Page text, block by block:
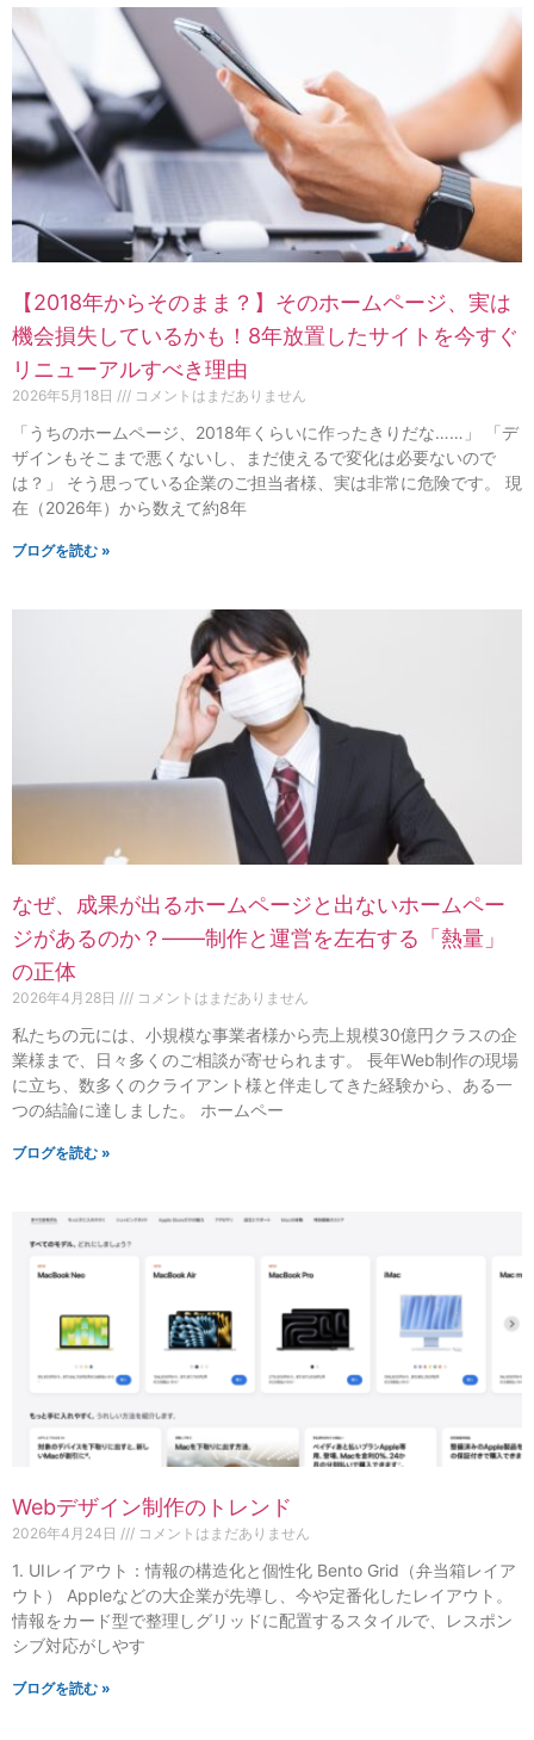
【2018年からそのまま？】そのホームページ、実は
機会損失しているかも！8年放置したサイトを今すぐ
リニューアルすべき理由
2026年5月18日 コメントはまだありません
「うちのホームページ、2018年くらいに作ったきりだな……」 「デ
ザインもそこまで悪くないし、まだ使えるで変化は必要ないので
は？」 そう思っている企業のご担当者様、実は非常に危険です。 現
在（2026年）から数えて約8年
ブログを読む »
なぜ、成果が出るホームページと出ないホームペー
ジがあるのか？——制作と運営を左右する「熱量」
の正体
2026年4月28日 コメントはまだありません
私たちの元には、小規模な事業者様から売上規模30億円クラスの企
業様まで、日々多くのご相談が寄せられます。 長年Web制作の現場
に立ち、数多くのクライアント様と伴走してきた経験から、ある一
つの結論に達しました。 ホームペー
ブログを読む »
Webデザイン制作のトレンド
2026年4月24日 コメントはまだありません
1. UIレイアウト：情報の構造化と個性化 Bento Grid（弁当箱レイア
ウト） Appleなどの大企業が先導し、今や定番化したレイアウト。
情報をカード型で整理しグリッドに配置するスタイルで、レスポン
シブ対応がしやす
ブログを読む »